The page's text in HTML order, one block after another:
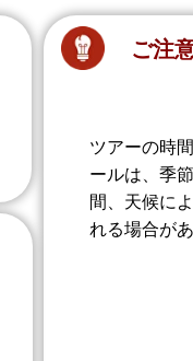
ご注
ツアーの時
ールは、季
間、天候に
れる場合があ